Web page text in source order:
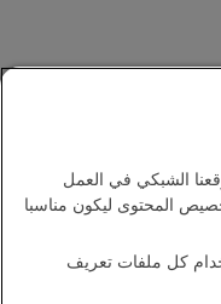
الشبكي في العمل
المحتوى ليكون مناسبا
كل ملفات تعريف